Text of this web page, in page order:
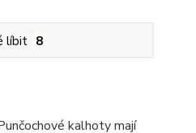
líbit 8
kalhoty mají